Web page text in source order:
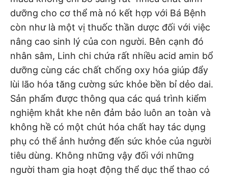
dưỡng cho cơ thể mà nó kết hợp với Bá Bệnh
còn như là một vị thuốc thần dược đối với việc
nâng cao sinh lý của con người. Bên cạnh đó
nhân sâm, Linh chi chứa rất nhiều acid amin bổ
dưỡng cùng các chất chống oxy hóa giúp đẩy
lùi lão hóa tăng cường sức khỏe bền bỉ dẻo dai.
Sản phẩm được thông qua các quá trình kiểm
nghiệm khắt khe nên đảm bảo luôn an toàn và
không hề có một chút hóa chất hay tác dụng
phụ có thể ảnh hưởng đến sức khỏe của người
tiêu dùng. Không những vậy đối với những
người tham gia hoạt động thể dục thể thao có